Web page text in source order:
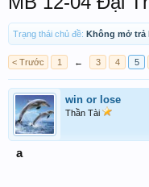
Trạng thái chủ đề: Không mở trả
< Trước 1 ← 3 4 5
win or lose
Thần Tài
a